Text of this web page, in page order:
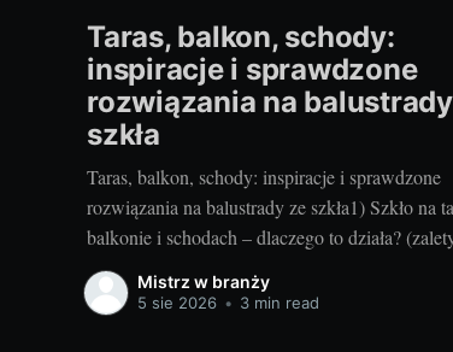
Taras, balkon, schody:
inspiracje i sprawdzone
rozwiązania na
szkła
Taras, balkon, schody: inspiracje i sprawdzone
rozwiązania na balustrady ze szkła1) Szkło na
balkonie i schodach – dlaczego to działa?
bezpieczeństwo, inspiracje)Balustrady szklane to
na lekką, jasną i elegancką przestrzeń. Na tarasie i
Mistrz w branży
5 sie 2026 • 3 min read